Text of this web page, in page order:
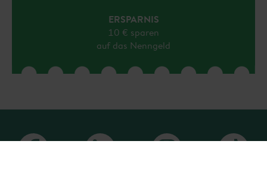
ERSPARNIS
10 € sparen
auf das Nenngeld